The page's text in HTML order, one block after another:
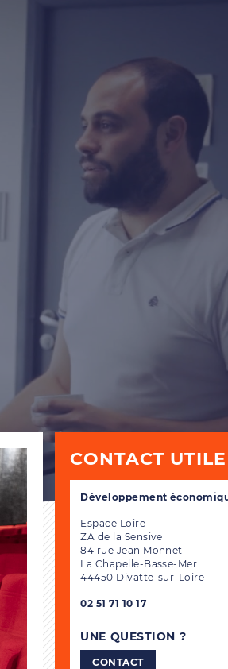
CONTACT UTILE
Développement
Espace Loire
ZA de la Sensive
84 rue Jean Monnet
La Chapelle-Basse-Mer
44450 Divatte-sur-Loire
02 51 71 10 17
UNE QUESTION ?
CONTACT